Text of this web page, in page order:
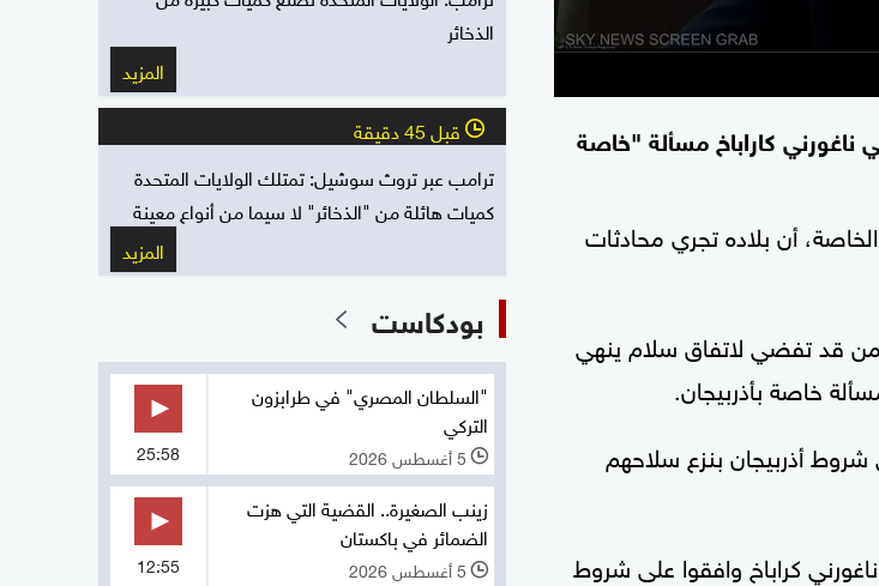
ناغورني كاراباخ مسألة "خاصة
أن بلاده تجري محادثات
قد تفضي لاتفاق سلام ينهي
خاصة بأذربيجان.
شروط أذربيجان بنزع سلاحهم
كراباخ وافقوا على شروط
الذخائر
المزيد
l قبل 45 دقيقة
ترامب عبر تروث سوشيل: تمتلك الولايات المتحدة
كميات هائلة من "الذخائر" لا سيما من أنواع معينة
المزيد
بودكاست
"السلطان المصري" في طرابزون
التركي
l 5 أغسطس 2026 25:58
زينب الصغيرة.. القضية التي هزت
الضمائر في باكستان
l 5 أغسطس 2026 12:55